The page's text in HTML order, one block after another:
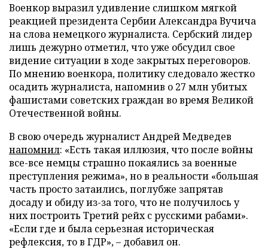
Военкор выразил удивление слишком мягкой
реакцией президента Сербии Александра Вучича
на слова немецкого журналиста. Сербский лидер
лишь дежурно отметил, что уже обсудил свое
видение ситуации в ходе закрытых переговоров.
По мнению военкора, политику следовало жестко
осадить журналиста, напомнив о 27 млн убитых
фашистами советских граждан во время Великой
Отечественной войны.
В свою очередь журналист Андрей Медведев
напомнил: «Есть такая иллюзия, что после войны
все-все немцы страшно покаялись за военные
преступления режима», но в реальности «большая
часть просто затаились, поглубже запрятав
досаду и обиду из-за того, что не получилось у
них построить Третий рейх с русскими рабами».
«Если где и была серьезная историческая
рефлексия, то в ГДР», – добавил он.